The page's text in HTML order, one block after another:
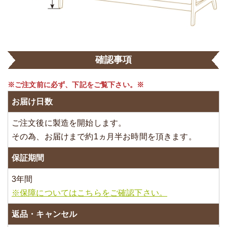
確認事項
※ご注文前に必ず、下記をご覧下さい。※
お届け日数
ご注文後に製造を開始します。
その為、お届けまで約1ヵ月半お時間を頂きます。
保証期間
3年間
※保障についてはこちらをご確認下さい。
返品・キャンセル